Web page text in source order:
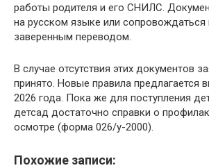
работы родителя и его СНИЛС.
на русском языке или сопровождаться
заверенным переводом.
В случае отсутствия этих документов
принято. Новые правила предлагается
2026 года. Пока же для поступления
детсад достаточно справки о
осмотре (форма 026/у-2000).
Похожие записи: